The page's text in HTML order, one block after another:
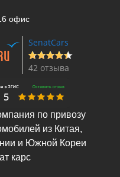
офис
SenatCars
42 отзыва